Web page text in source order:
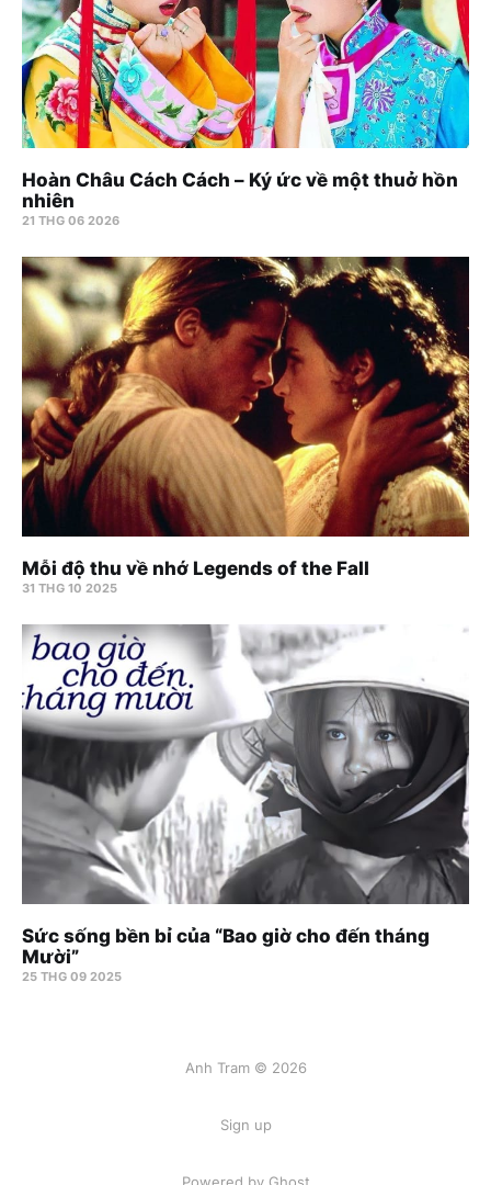
Hoàn Châu Cách Cách – Ký ức về một thuở hồn
nhiên
21 THG 06 2026
Mỗi độ thu về nhớ Legends of the Fall
31 THG 10 2025
Sức sống bền bỉ của “Bao giờ cho đến tháng
Mười”
25 THG 09 2025
Anh Tram © 2026
Sign up